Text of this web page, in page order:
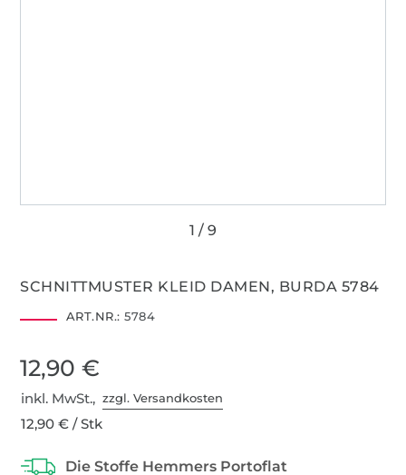
SCHNITTMUSTER KLEID DAMEN, BURDA 5784
ART.NR.: 5784
12,90 €
inkl. MwSt.,zzgl. Versandkosten
12,90 € / Stk